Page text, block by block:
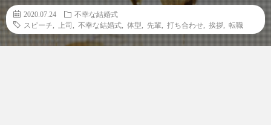
2020.07.24
不幸な結婚式
スピーチ
上司 不幸な結婚式 体型 先輩 打ち合わせ 挨拶 転職